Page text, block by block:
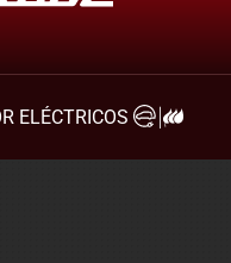
ELÉCTRICOS